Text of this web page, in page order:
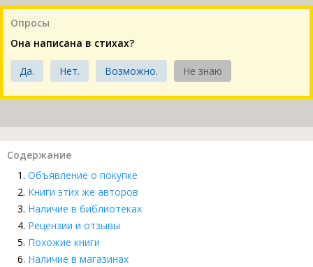
Опросы
Она написана в стихах?
Да. Нет. Возможно. Не знаю
Содержание
Объявление о покупке
Книги этих же авторов
Наличие в библиотеках
Рецензии и отзывы
Похожие книги
Наличие в магазинах